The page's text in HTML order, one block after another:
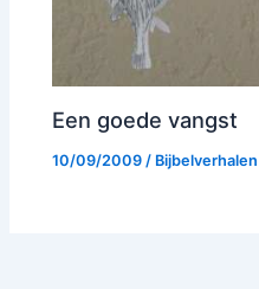
Een goede vangst
10/09/2009 / Bijbelverhalen